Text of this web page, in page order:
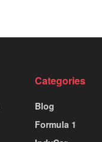
Categories
Blog
Formula 1